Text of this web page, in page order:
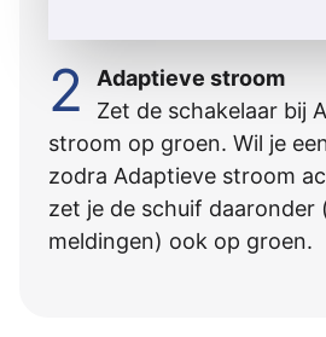
2
Adaptieve stroom
Zet de schakelaar bij
stroom op groen. Wil je
zodra Adaptieve stroom
zet je de schuif daaronder
meldingen) ook op groen.